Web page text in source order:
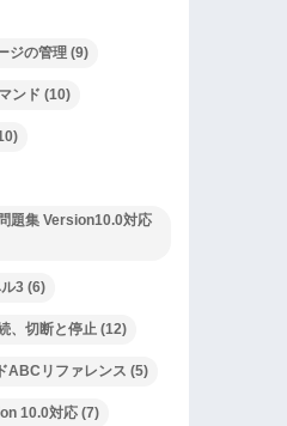
ジの管理 (9)
ンド (10)
題集 Version10.0対応
3 (6)
、切断と停止 (12)
ABCリファレンス (5)
10.0対応 (7)